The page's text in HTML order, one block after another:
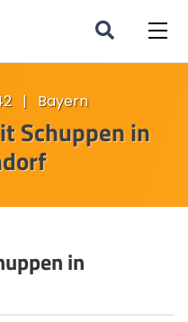
| Bayern
Schuppen in
in